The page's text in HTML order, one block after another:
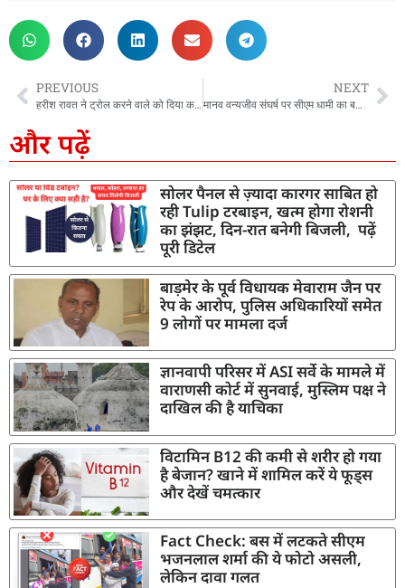
PREVIOUS
हरीश रावत ने ट्रोल करने वाले को दिया करारा जवाब, बीजेपी पर जमकर गरजे
NEXT
मानव वन्यजीव संघर्ष पर सीएम धामी का बड़ा फैसला, घायलों का पूरा खर्च उठाएगी प्रदेश सरकार
और पढ़ें
सोलर पैनल से ज़्यादा कारगर साबित हो
रही Tulip टरबाइन, खत्म होगा रोशनी
का झंझट, दिन-रात बनेगी बिजली, पढ़ें
पूरी डिटेल
बाड़मेर के पूर्व विधायक मेवाराम जैन पर
रेप के आरोप, पुलिस अधिकारियों समेत
9 लोगों पर मामला दर्ज
ज्ञानवापी परिसर में ASI सर्वे के मामले में
वाराणसी कोर्ट में सुनवाई, मुस्लिम पक्ष ने
दाखिल की है याचिका
विटामिन B12 की कमी से शरीर हो गया
है बेजान? खाने में शामिल करें ये फूड्स
और देखें चमत्कार
Fact Check: बस में लटकते सीएम
भजनलाल शर्मा की ये फोटो असली,
लेकिन दावा गलत